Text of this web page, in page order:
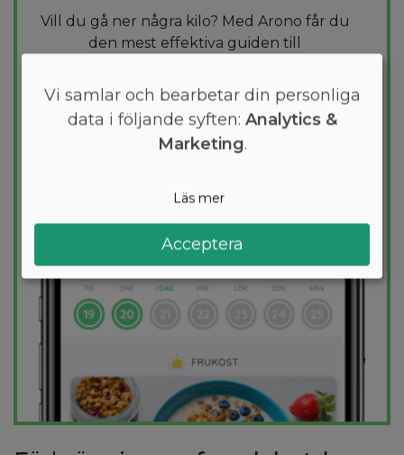
Vill du gå ner några kilo? Med Arono får du
den mest effektiva guiden till
för dig och 1000+ hälsosamma recept
säkerställer att du håller dig inom ditt
kalorimål varje dag.
Vi samlar och bearbetar din personliga
data i följande syften: Analytics &
Marketing.
Läs mer
Acceptera